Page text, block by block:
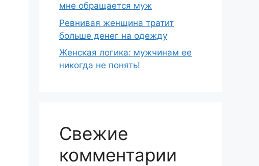
мне обращается муж
Ревнивая женщина тратит
больше денег на одежду
Женская логика: мужчинам ее
никогда не понять!
Свежие
комментарии